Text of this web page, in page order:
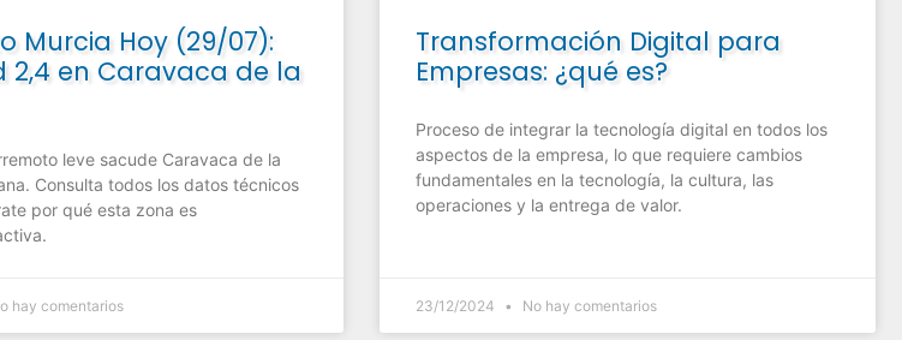
Murcia Hoy (29/07):
2,4 en Caravaca de la
leve sacude Caravaca de la
Consulta todos los datos técnicos
por qué esta zona es
hay comentarios
Transformación Digital para
Empresas: ¿qué es?
Proceso de integrar la tecnología digital en todos los
aspectos de la empresa, lo que requiere cambios
fundamentales en la tecnología, la cultura, las
operaciones y la entrega de valor.
23/12/2024 No hay comentarios